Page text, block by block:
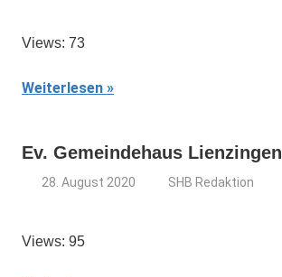
Views: 73
Weiterlesen
Ev. Gemeindehaus Lienzingen
28. August 2020 SHB Redaktion
Views: 95